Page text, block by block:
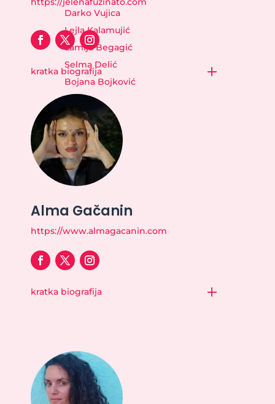
Darko Vujica
Lejla Kalamujić
Lamija Begagić
Selma Delić
Bojana Bojković
kratka biografija
Alma Gačanin
https://www.almagacanin.com
kratka biografija